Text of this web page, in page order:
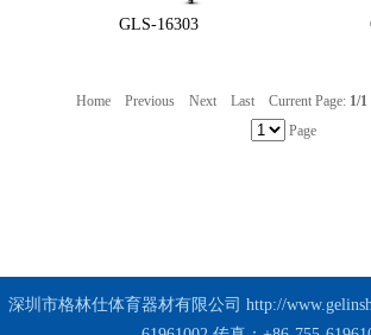
GLS-16303
Home Previous Next Last Current Page: 1/1
Page
深圳市格林仕体育器材有限公司 http://